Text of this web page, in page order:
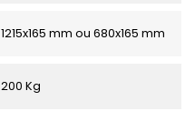
1215x165 mm ou 680x165 mm
200 Kg